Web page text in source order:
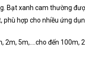
Bạt xanh cam thường
hợp cho nhiều ứng
2m, 5m,….cho đến 100m,